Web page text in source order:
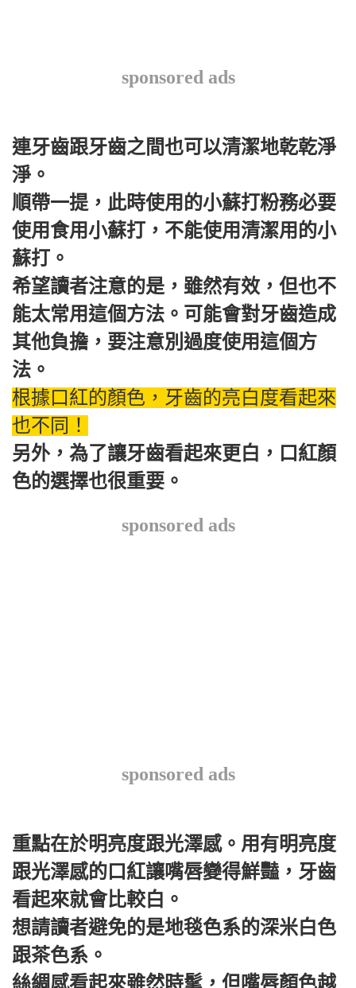
sponsored ads
連牙齒跟牙齒之間也可以清潔地乾乾淨
淨。
順帶一提，此時使用的小蘇打粉務必要
使用食用小蘇打，不能使用清潔用的小
蘇打。
希望讀者注意的是，雖然有效，但也不
能太常用這個方法。可能會對牙齒造成
其他負擔，要注意別過度使用這個方
法。
根據口紅的顏色，牙齒的亮白度看起來
也不同！
另外，為了讓牙齒看起來更白，口紅顏
色的選擇也很重要。
sponsored ads
sponsored ads
重點在於明亮度跟光澤感。用有明亮度
跟光澤感的口紅讓嘴唇變得鮮豔，牙齒
看起來就會比較白。
想請讀者避免的是地毯色系的深米白色
跟茶色系。
絲綢感看起來雖然時髦，但嘴唇顏色越